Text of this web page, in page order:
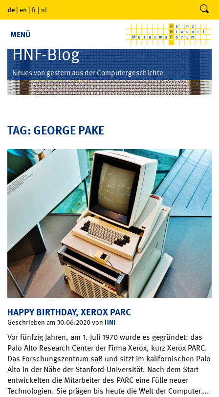
de | en | fr | nl
MENÜ
HNF-Blog
Neues von gestern aus der Computergeschichte
TAG: GEORGE PAKE
HAPPY BIRTHDAY, XEROX PARC
Geschrieben am 30.06.2020 von HNF
Vor fünfzig Jahren, am 1. Juli 1970 wurde es gegründet: das
Palo Alto Research Center der Firma Xerox, kurz Xerox PARC.
Das Forschungszentrum saß und sitzt im kalifornischen Palo
Alto in der Nähe der Stanford-Universität. Nach dem Start
entwickelten die Mitarbeiter des PARC eine Fülle neuer
Technologien. Sie prägen bis heute die Welt der Computer….